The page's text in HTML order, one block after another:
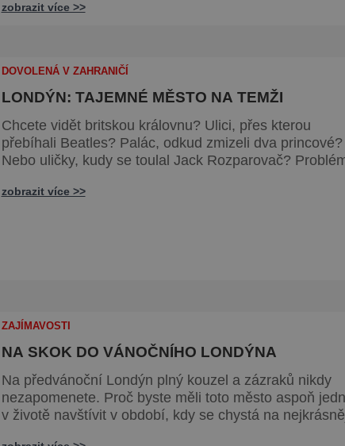
prošel slavný Big Ben důkladnou očistnou kúrou, při
lesk. [caption
zobrazit více >>
DOVOLENÁ V ZAHRANIČÍ
LONDÝN: TAJEMNÉ MĚSTO NA TEMŽI
Chcete vidět britskou královnu? Ulici, přes kterou
přebíhali Beatles? Palác, odkud zmizeli dva princové?
Nebo uličky, kudy se toulal Jack Rozparovač?
určitě učaruje. Trochu se podobá Praze tím, že
zobrazit více >>
ZAJÍMAVOSTI
NA SKOK DO VÁNOČNÍHO LONDÝNA
Na předvánoční Londýn plný kouzel a zázraků nikdy
nezapomenete. Proč byste měli toto město aspoň jednou
v životě navštívit v období, kdy se chystá na